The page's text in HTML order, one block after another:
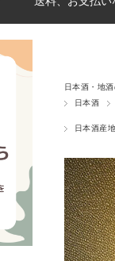
日本酒・地
日本酒
日本酒産地